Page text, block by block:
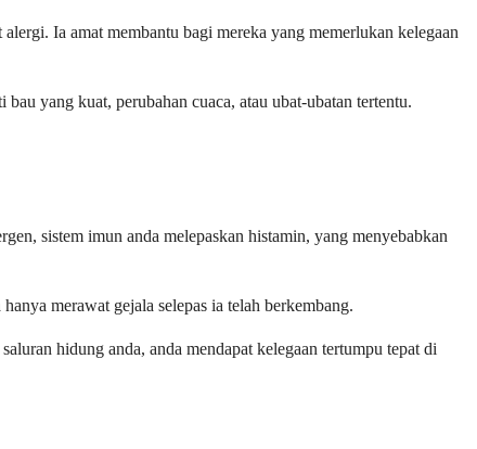
Ia amat membantu bagi mereka yang memerlukan kelegaan
yang kuat, perubahan cuaca, atau ubat-ubatan tertentu.
sistem imun anda melepaskan histamin, yang menyebabkan
merawat gejala selepas ia telah berkembang.
hidung anda, anda mendapat kelegaan tertumpu tepat di